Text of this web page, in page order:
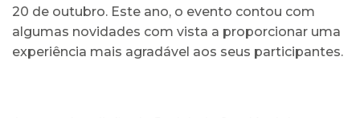
20 de outubro. Este ano, o evento contou com
algumas novidades com vista a proporcionar uma
experiência mais agradável aos seus participantes.